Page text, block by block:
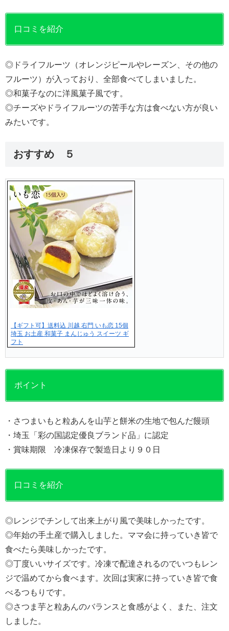
口コミを紹介
◎ドライフルーツ（オレンジピールやレーズン、その他の
フルーツ）が入っており、全部食べてしまいました。
◎和菓子なのに洋風菓子風です。
◎チーズやドライフルーツの苦手な方は食べない方が良い
みたいです。
おすすめ ５
【ギフト可】送料込 川越 右門 いも恋 15個
埼玉 お土産 和菓子 まんじゅう スイーツ ギ
フト
ポイント
・さつまいもと粒あんを山芋と餅米の生地で包んだ饅頭
・埼玉「彩の国認定優良ブランド品」に認定
・賞味期限 冷凍保存で製造日より９０日
口コミを紹介
◎レンジでチンして出来上がり風で美味しかったです。
◎年始の手土産で購入しました。ママ会に持っていき皆で
食べたら美味しかったです。
◎丁度いいサイズです。冷凍で配達されるのでいつもレン
ジで温めてから食べます。次回は実家に持っていき皆で食
べるつもりです。
◎さつま芋と粒あんのバランスと食感がよく、また、注文
しました。